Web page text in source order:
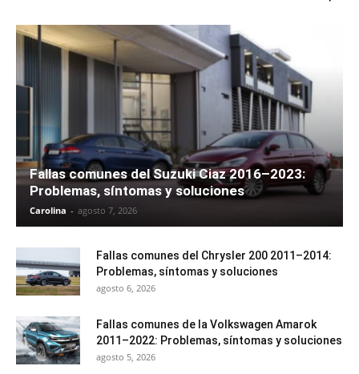
Fallas comunes del Suzuki Ciaz 2016–2023:
Problemas, síntomas y soluciones
Carolina - agosto 7, 2026
Fallas comunes del Chrysler 200 2011–2014:
Problemas, síntomas y soluciones
agosto 6, 2026
Fallas comunes de la Volkswagen Amarok
2011–2022: Problemas, síntomas y soluciones
agosto 5, 2026